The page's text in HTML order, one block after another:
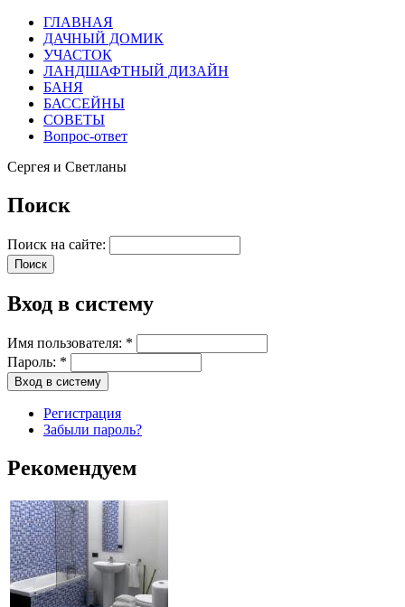
ГЛАВНАЯ
ДАЧНЫЙ ДОМИК
УЧАСТОК
ЛАНДШАФТНЫЙ ДИЗАЙН
БАНЯ
БАССЕЙНЫ
СОВЕТЫ
Вопрос-ответ
Сергея и Светланы
Поиск
Поиск на сайте:
Вход в систему
Имя пользователя: *
Пароль: *
Регистрация
Забыли пароль?
Рекомендуем